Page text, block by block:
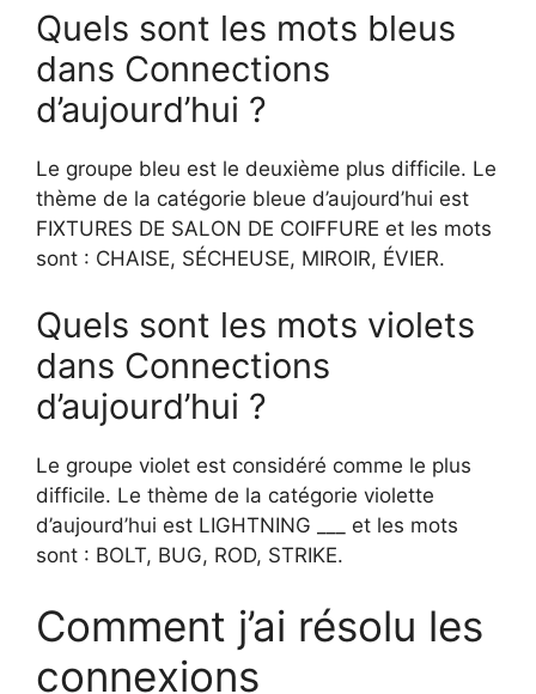
Quels sont les mots bleus
dans Connections
d’aujourd’hui ?
Le groupe bleu est le deuxième plus difficile. Le
thème de la catégorie bleue d’aujourd’hui est
FIXTURES DE SALON DE COIFFURE et les mots
sont : CHAISE, SÉCHEUSE, MIROIR, ÉVIER.
Quels sont les mots violets
dans Connections
d’aujourd’hui ?
Le groupe violet est considéré comme le plus
difficile. Le thème de la catégorie violette
d’aujourd’hui est LIGHTNING ___ et les mots
sont : BOLT, BUG, ​​ROD, STRIKE.
Comment j’ai résolu les
connexions